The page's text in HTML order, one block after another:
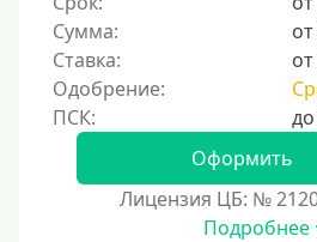
Сумма:
Ставка:
Одобрение:
Оформить
Лицензия ЦБ: №
Подробнее